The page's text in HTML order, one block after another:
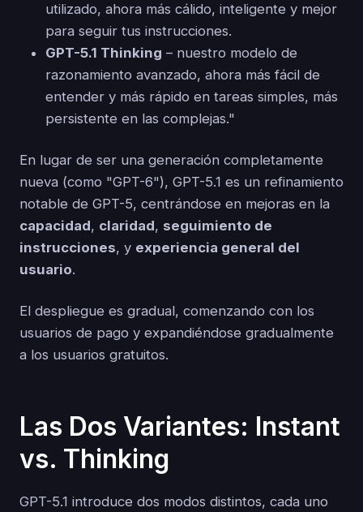
utilizado, ahora más cálido, inteligente y mejor
para seguir tus instrucciones.
GPT-5.1 Thinking – nuestro modelo de
razonamiento avanzado, ahora más fácil de
entender y más rápido en tareas simples, más
persistente en las complejas."
En lugar de ser una generación completamente
nueva (como "GPT-6"), GPT-5.1 es un refinamiento
notable de GPT-5, centrándose en mejoras en la
capacidad, claridad, seguimiento de
instrucciones, y experiencia general del
usuario.
El despliegue es gradual, comenzando con los
usuarios de pago y expandiéndose gradualmente
a los usuarios gratuitos.
Las Dos Variantes: Instant
vs. Thinking
GPT-5.1 introduce dos modos distintos, cada uno